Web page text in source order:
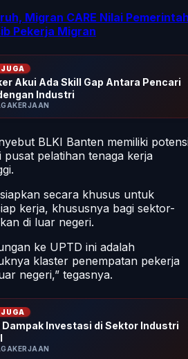
Migran CARE Nilai
Pekerja Migran
Akui Ada Skill Gap Antara Pencari
Industri
BLKI Banten memiliki
pusat pelatihan tenaga kerja
secara khusus untuk
kerja, khususnya bagi sektor-
di luar negeri.
ke UPTD ini adalah
klaster penempatan pekerja
negeri,” tegasnya.
Dampak Investasi di Sektor Industri